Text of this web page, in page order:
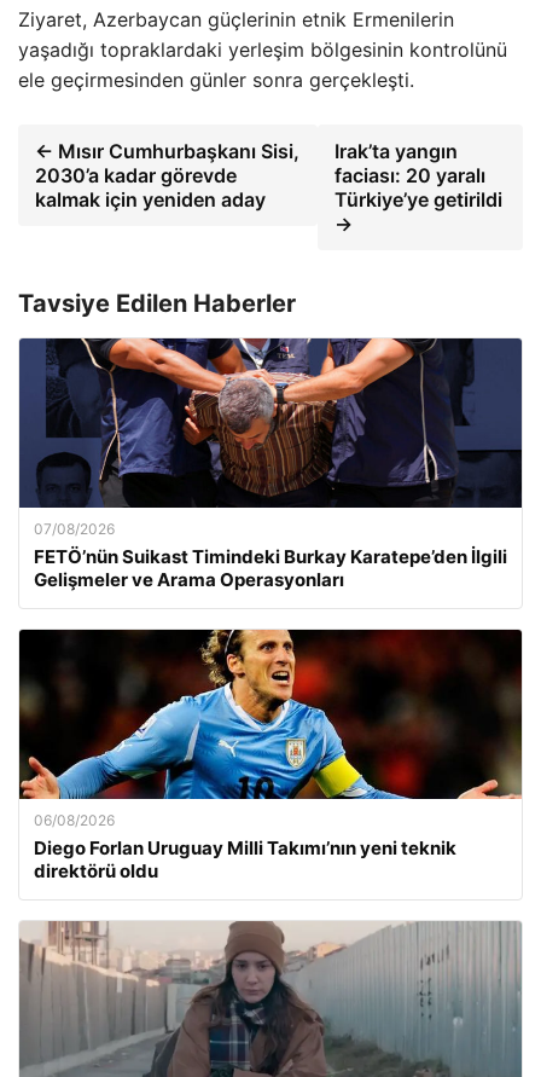
Ziyaret, Azerbaycan güçlerinin etnik Ermenilerin
yaşadığı topraklardaki yerleşim bölgesinin kontrolünü
ele geçirmesinden günler sonra gerçekleşti.
← Mısır Cumhurbaşkanı Sisi,
2030’a kadar görevde
kalmak için yeniden aday
Irak’ta yangın
faciası: 20 yaralı
Türkiye’ye getirildi
→
Tavsiye Edilen Haberler
07/08/2026
FETÖ’nün Suikast Timindeki Burkay Karatepe’den İlgili
Gelişmeler ve Arama Operasyonları
06/08/2026
Diego Forlan Uruguay Milli Takımı’nın yeni teknik
direktörü oldu